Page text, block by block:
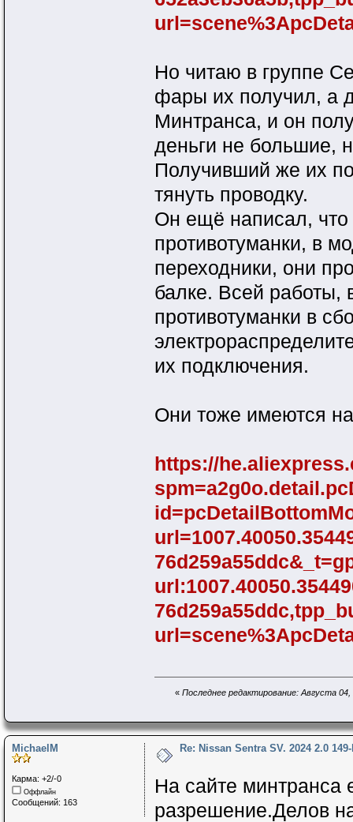
Но читаю в группе
фары их получил, а
Минтранса, и он
деньги не большие,
Получивший же их
тянуть проводку.
Он ещё написал,
противотуманки, в
переходники, они
балке. Всей работы,
противотуманки в
их подключения.
Они тоже имеются
https://
« Последнее редактирование: Августа
MichaelM
Карма: +2/-0
Оффлайн
Сообщений: 163
Re: Nissan Sentra SV. 2024 2.0
На сайте минтранса
разрешение.Делов